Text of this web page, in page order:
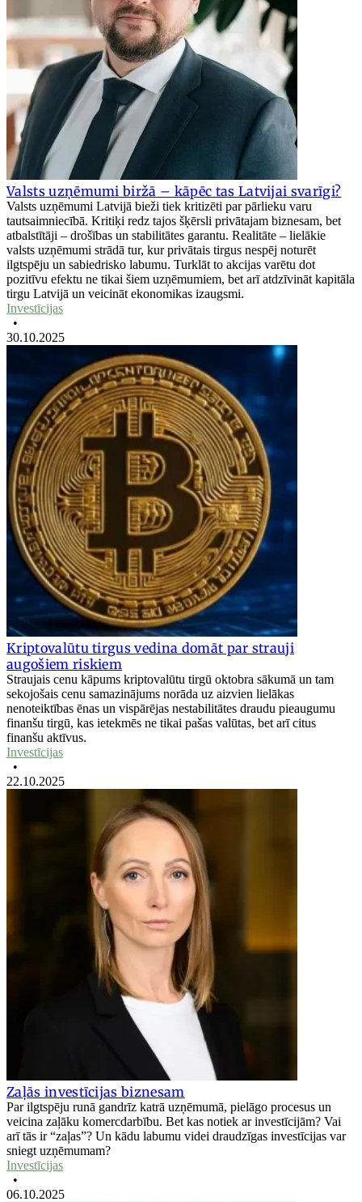
Valsts uzņēmumi biržā – kāpēc tas Latvijai svarīgi?
Valsts uzņēmumi Latvijā bieži tiek kritizēti par pārlieku varu
tautsaimniecībā. Kritiķi redz tajos šķērsli privātajam biznesam, bet
atbalstītāji – drošības un stabilitātes garantu. Realitāte – lielākie
valsts uzņēmumi strādā tur, kur privātais tirgus nespēj noturēt
ilgtspēju un sabiedrisko labumu. Turklāt to akcijas varētu dot
pozitīvu efektu ne tikai šiem uzņēmumiem, bet arī atdzīvināt kapitāla
tirgu Latvijā un veicināt ekonomikas izaugsmi.
Investīcijas
•
30.10.2025
Kriptovalūtu tirgus vedina domāt par strauji
augošiem riskiem
Straujais cenu kāpums kriptovalūtu tirgū oktobra sākumā un tam
sekojošais cenu samazinājums norāda uz aizvien lielākas
nenoteiktības ēnas un vispārējas nestabilitātes draudu pieaugumu
finanšu tirgū, kas ietekmēs ne tikai pašas valūtas, bet arī citus
finanšu aktīvus.
Investīcijas
•
22.10.2025
Zaļās investīcijas biznesam
Par ilgtspēju runā gandrīz katrā uzņēmumā, pielāgo procesus un
veicina zaļāku komercdarbību. Bet kas notiek ar investīcijām? Vai
arī tās ir “zaļas”? Un kādu labumu videi draudzīgas investīcijas var
sniegt uzņēmumam?
Investīcijas
•
06.10.2025